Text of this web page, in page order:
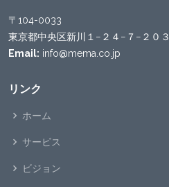
〒104-0033
東京都中央区新川１−２４−７−２０３
Email: info@mema.co.jp
リンク
ホーム
サービス
ビジョン